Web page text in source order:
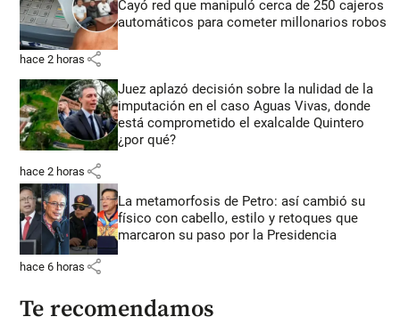
Cayó red que manipuló cerca de 250 cajeros
automáticos para cometer millonarios robos
hace 2 horas share
Juez aplazó decisión sobre la nulidad de la
imputación en el caso Aguas Vivas, donde
está comprometido el exalcalde Quintero
¿por qué?
hace 2 horas share
La metamorfosis de Petro: así cambió su
físico con cabello, estilo y retoques que
marcaron su paso por la Presidencia
hace 6 horas share
Te recomendamos